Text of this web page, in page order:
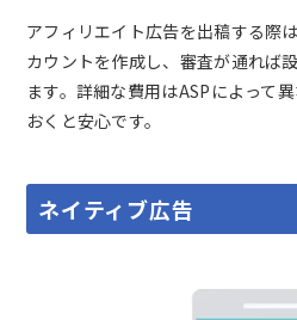
アフィリエイト広告を出稿する際
カウントを作成し、審査が通れば
ます。詳細な費用はASPによって
おくと安心です。
ネイティブ広告